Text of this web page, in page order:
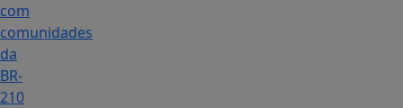
com
comunidades
da
BR-
210